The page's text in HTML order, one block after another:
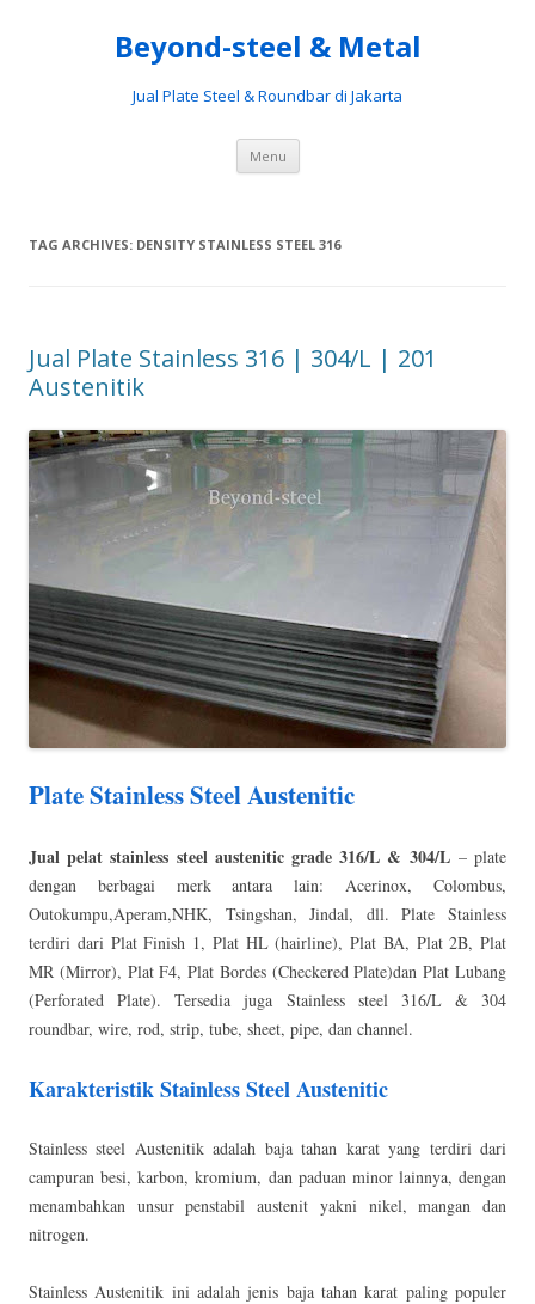
Beyond-steel & Metal
Jual Plate Steel & Roundbar di Jakarta
Menu Skip
content
TAG ARCHIVES: DENSITY STAINLESS STEEL 316
Jual Plate Stainless 316 | 304/L | 201
Austenitik
Plate Stainless Steel Austenitic
Jual pelat stainless steel austenitic grade 316/L & 304/L– plate
dengan berbagai merk antara lain: Acerinox, Colombus,
Outokumpu,Aperam,NHK, Tsingshan, Jindal, dll. Plate Stainless
terdiri dari Plat Finish 1, Plat HL (hairline), Plat BA, Plat 2B, Plat
MR (Mirror), Plat F4, Plat Bordes (Checkered Plate)dan Plat Lubang
(Perforated Plate). Tersedia juga Stainless steel 316/L & 304
roundbar, wire, rod, strip, tube, sheet, pipe, dan channel.
Karakteristik Stainless Steel Austenitic
Stainless steel Austenitik adalah baja tahan karat yang terdiri dari
campuran besi, karbon, kromium, dan paduan minor lainnya, dengan
menambahkan unsur penstabil austenit yakni nikel, mangan dan
nitrogen.
Stainless Austenitik ini adalah jenis baja tahan karat paling populer